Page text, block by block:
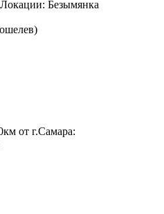
Безымянка
от г.Самара: